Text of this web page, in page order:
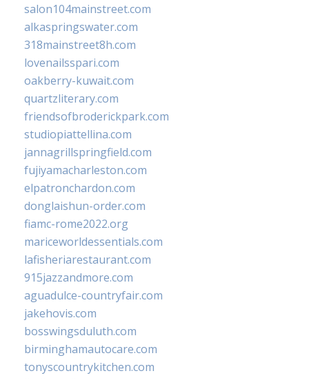
salon104mainstreet.com
alkaspringswater.com
318mainstreet8h.com
lovenailsspari.com
oakberry-kuwait.com
quartzliterary.com
friendsofbroderickpark.com
studiopiattellina.com
jannagrillspringfield.com
fujiyamacharleston.com
elpatronchardon.com
donglaishun-order.com
fiamc-rome2022.org
mariceworldessentials.com
lafisheriarestaurant.com
915jazzandmore.com
aguadulce-countryfair.com
jakehovis.com
bosswingsduluth.com
birminghamautocare.com
tonyscountrykitchen.com